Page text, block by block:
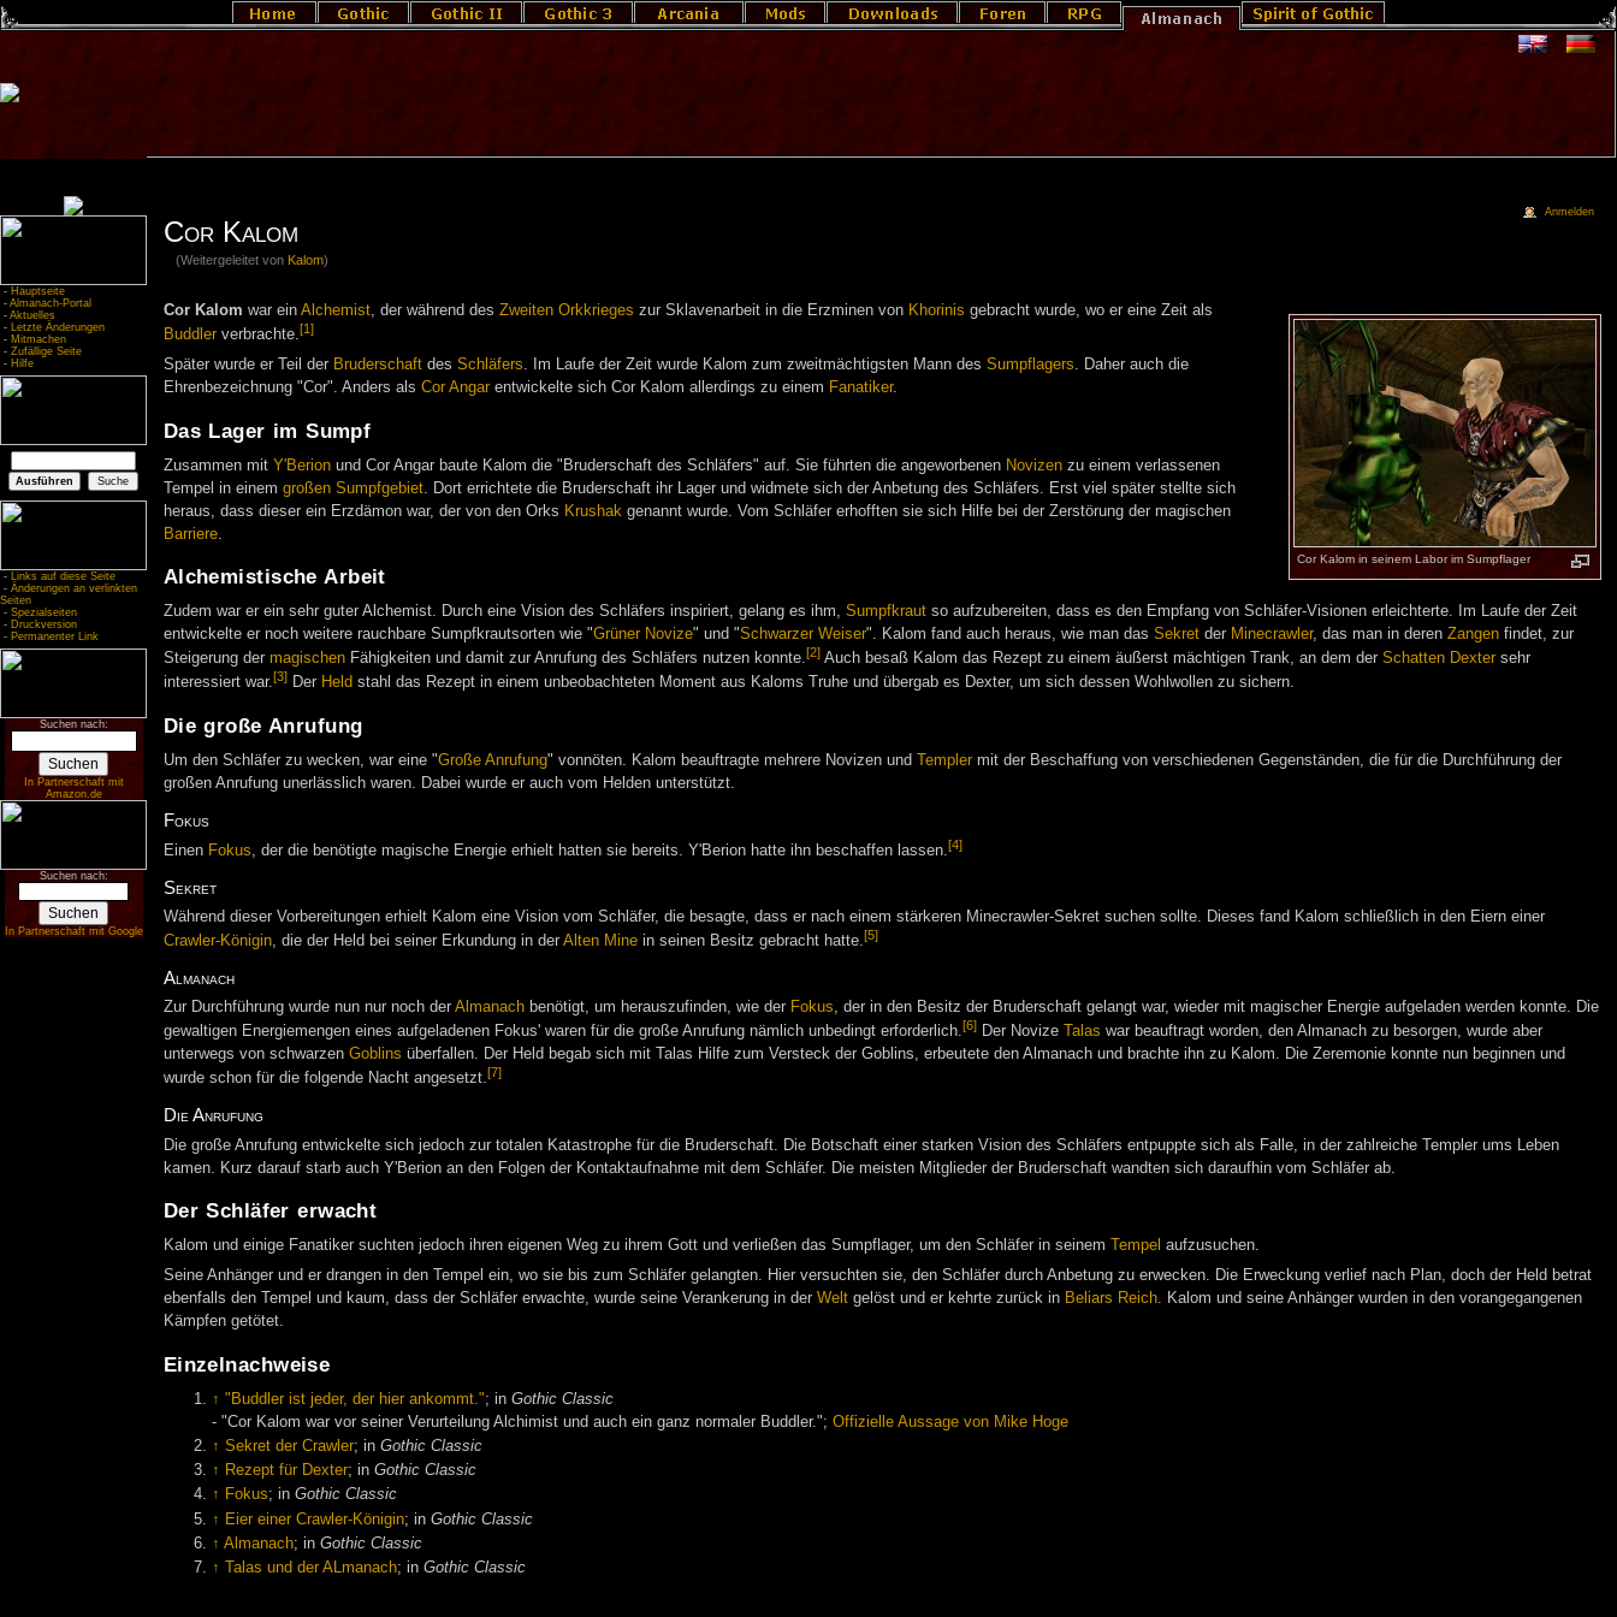
- Hauptseite
- Almanach-Portal
- Aktuelles
- Letzte Änderungen
- Mitmachen
- Zufällige Seite
- Hilfe
- Links auf diese Seite
- Änderungen an verlinkten
Seiten
- Spezialseiten
- Druckversion
- Permanenter Link
Suchen nach:
In Partnerschaft mit
Amazon.de
Suchen nach:
In Partnerschaft mit Google
Cor Kalom
(Weitergeleitet von Kalom)
Cor Kalom in seinem Labor im Sumpflager
Cor Kalom war ein Alchemist, der während des Zweiten Orkkrieges zur Sklavenarbeit in die Erzminen von Khorinis gebracht wurde, wo er eine Zeit als
Buddlerverbrachte.[1]
Später wurde er Teil der Bruderschaftdes Schläfers. Im Laufe der Zeit wurde Kalom zum zweitmächtigsten Mann des Sumpflagers. Daher auch die
Ehrenbezeichnung "Cor". Anders als Cor Angarentwickelte sich Cor Kalom allerdings zu einem Fanatiker.
Das Lager im Sumpf
Zusammen mit Y'Berionund Cor Angar baute Kalom die "Bruderschaft des Schläfers" auf. Sie führten die angeworbenen Novizenzu einem verlassenen
Tempel in einem großen Sumpfgebiet. Dort errichtete die Bruderschaft ihr Lager und widmete sich der Anbetung des Schläfers. Erst viel später stellte sich
heraus, dass dieser ein Erzdämon war, der von den Orks Krushak genannt wurde. Vom Schläfer erhofften sie sich Hilfe bei der Zerstörung der magischen
Barriere.
Alchemistische Arbeit
Zudem war er ein sehr guter Alchemist. Durch eine Vision des Schläfers inspiriert, gelang es ihm, Sumpfkrautso aufzubereiten, dass es den Empfang von Schläfer-Visionen erleichterte. Im Laufe der Zeit
entwickelte er noch weitere rauchbare Sumpfkrautsorten wie "Grüner Novize" und "Schwarzer Weiser". Kalom fand auch heraus, wie man das Sekretder Minecrawler, das man in deren Zangenfindet, zur
Steigerung der magischenFähigkeiten und damit zur Anrufung des Schläfers nutzen konnte.[2]Auch besaß Kalom das Rezept zu einem äußerst mächtigen Trank, an dem der Schatten Dextersehr
interessiert war.[3]Der Held stahl das Rezept in einem unbeobachteten Moment aus Kaloms Truhe und übergab es Dexter, um sich dessen Wohlwollen zu sichern.
Die große Anrufung
Um den Schläfer zu wecken, war eine "Große Anrufung" vonnöten. Kalom beauftragte mehrere Novizen und Templermit der Beschaffung von verschiedenen Gegenständen, die für die Durchführung der
großen Anrufung unerlässlich waren. Dabei wurde er auch vom Helden unterstützt.
Fokus
Einen Fokus, der die benötigte magische Energie erhielt hatten sie bereits. Y'Berion hatte ihn beschaffen lassen.[4]
Sekret
Während dieser Vorbereitungen erhielt Kalom eine Vision vom Schläfer, die besagte, dass er nach einem stärkeren Minecrawler-Sekret suchen sollte. Dieses fand Kalom schließlich in den Eiern einer
Crawler-Königin, die der Held bei seiner Erkundung in der Alten Minein seinen Besitz gebracht hatte.[5]
Almanach
Zur Durchführung wurde nun nur noch der Almanachbenötigt, um herauszufinden, wie der Fokus, der in den Besitz der Bruderschaft gelangt war, wieder mit magischer Energie aufgeladen werden konnte. Die
gewaltigen Energiemengen eines aufgeladenen Fokus' waren für die große Anrufung nämlich unbedingt erforderlich.[6]Der Novize Talas war beauftragt worden, den Almanach zu besorgen, wurde aber
unterwegs von schwarzen Goblins überfallen. Der Held begab sich mit Talas Hilfe zum Versteck der Goblins, erbeutete den Almanach und brachte ihn zu Kalom. Die Zeremonie konnte nun beginnen und
wurde schon für die folgende Nacht angesetzt.[7]
Die Anrufung
Die große Anrufung entwickelte sich jedoch zur totalen Katastrophe für die Bruderschaft. Die Botschaft einer starken Vision des Schläfers entpuppte sich als Falle, in der zahlreiche Templer ums Leben
kamen. Kurz darauf starb auch Y'Berion an den Folgen der Kontaktaufnahme mit dem Schläfer. Die meisten Mitglieder der Bruderschaft wandten sich daraufhin vom Schläfer ab.
Der Schläfer erwacht
Kalom und einige Fanatiker suchten jedoch ihren eigenen Weg zu ihrem Gott und verließen das Sumpflager, um den Schläfer in seinem Tempel aufzusuchen.
Seine Anhänger und er drangen in den Tempel ein, wo sie bis zum Schläfer gelangten. Hier versuchten sie, den Schläfer durch Anbetung zu erwecken. Die Erweckung verlief nach Plan, doch der Held betrat
ebenfalls den Tempel und kaum, dass der Schläfer erwachte, wurde seine Verankerung in der Weltgelöst und er kehrte zurück in Beliars Reich. Kalom und seine Anhänger wurden in den vorangegangenen
Kämpfen getötet.
Einzelnachweise
↑ "Buddler ist jeder, der hier ankommt."; inGothic Classic
- "Cor Kalom war vor seiner Verurteilung Alchimist und auch ein ganz normaler Buddler.";Offizielle Aussage von Mike Hoge
↑ Sekret der Crawler; inGothic Classic
↑ Rezept für Dexter; inGothic Classic
↑ Fokus; inGothic Classic
↑ Eier einer Crawler-Königin; inGothic Classic
↑ Almanach; inGothic Classic
↑
Talas und der ALmanach; inGothic Classic
Anmelden